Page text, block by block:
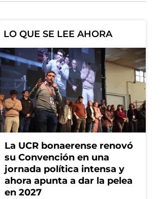
LO QUE SE LEE AHORA
La UCR bonaerense renovó
su Convención en una
jornada política intensa y
ahora apunta a dar la pelea
en 2027